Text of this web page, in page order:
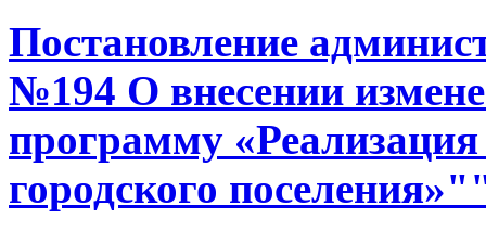
Постановление
№194 О внесении
программу
городского